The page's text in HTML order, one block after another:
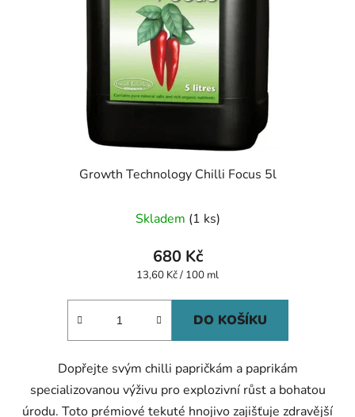
Growth Technology Chilli Focus 5l
Skladem (1 ks)
680 Kč
Měrná
13,60 Kč / 100 ml
DO KOŠÍKU
Dopřejte svým chilli papričkám a paprikám
specializovanou výživu pro explozivní růst a bohatou
úrodu. Toto prémiové tekuté hnojivo zajišťuje zdravější